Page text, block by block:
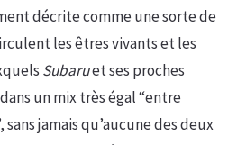
décrite comme une sorte de
les êtres vivants et les
Subaruet ses proches
un mix très égal “entre
jamais qu’aucune des deux